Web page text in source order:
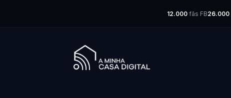
12.000 fãs FB26.000